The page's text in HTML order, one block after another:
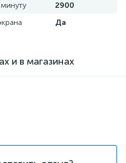
2900
Да
и в магазинах